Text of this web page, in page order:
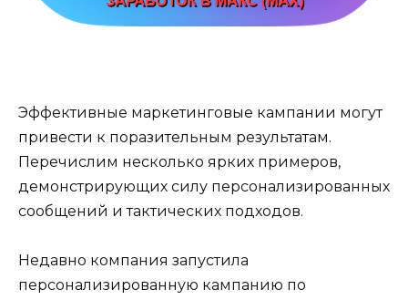
Эффективные маркетинговые кампании могут
привести к поразительным результатам.
Перечислим несколько ярких примеров,
демонстрирующих силу персонализированных
сообщений и тактических подходов.
Недавно компания запустила
персонализированную кампанию по